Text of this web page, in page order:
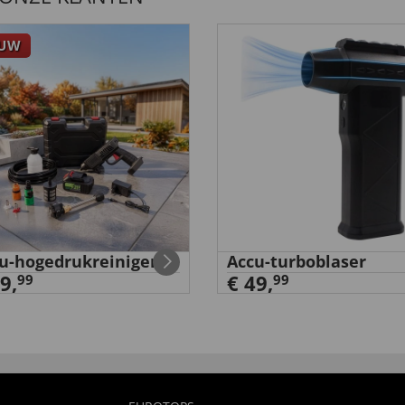
hogedrukreiniger
99
Accu-turboblaser
€ 49,99